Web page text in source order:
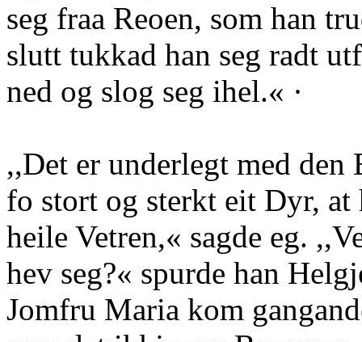
seg fraa Reoen, som han
slutt tukkad han seg radt
ned og slog seg ihel.« ·
,,Det er underlegt med den
fo stort og sterkt eit Dyr,
heile Vetren,« sagde eg.
hev seg?« spurde han
Jomfru Maria kom